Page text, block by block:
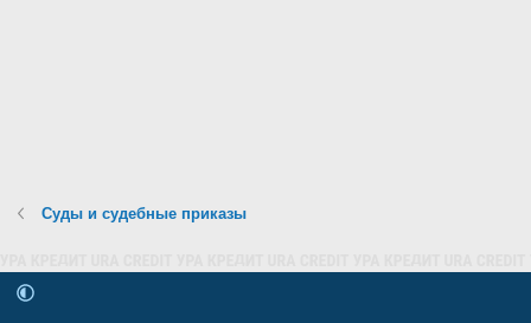
Суды и судебные приказы